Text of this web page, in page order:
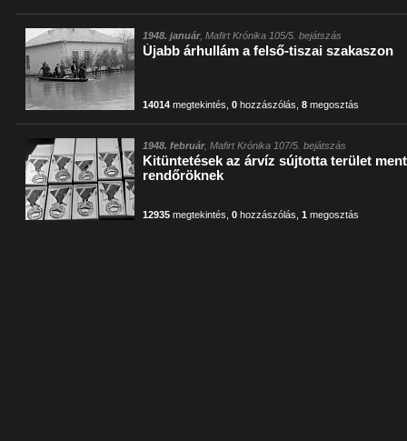
1948. január, Mafirt Krónika 105/5. bejátszás
Újabb árhullám a felső-tiszai szakaszon
14014 megtekintés ,0 hozzászólás ,8 megosztás
1948. február, Mafirt Krónika 107/5. bejátszás
Kitüntetések az árvíz sújtotta terület
rendőröknek
12935 megtekintés ,0 hozzászólás ,1 megosztás